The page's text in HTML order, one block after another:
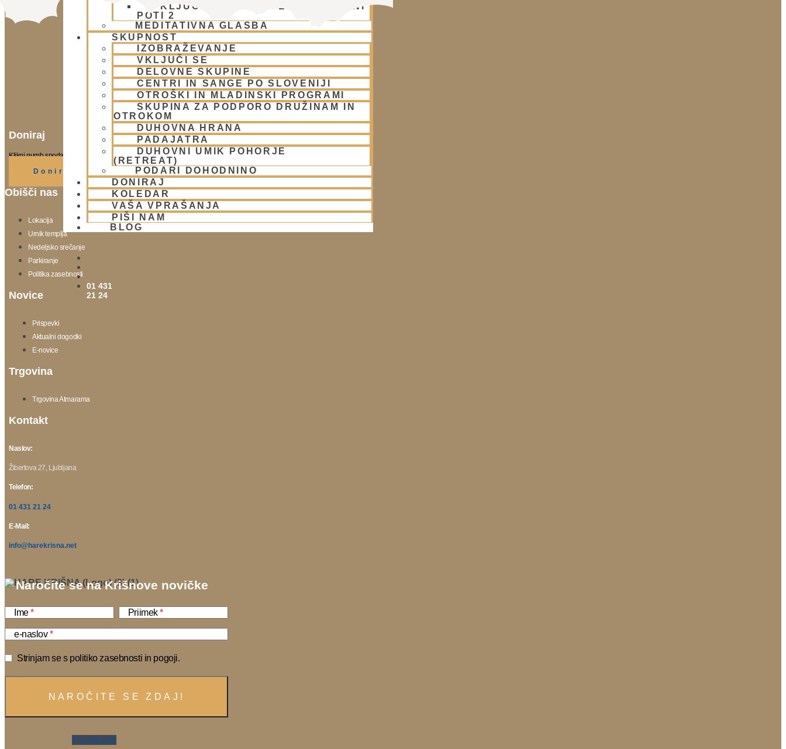
KLJUČNE VREDNOTE NA DUHOVNI
POTI 2
MEDITATIVNA GLASBA
SKUPNOST
IZOBRAŽEVANJE
VKLJUČI SE
DELOVNE SKUPINE
CENTRI IN SANGE PO SLOVENIJI
OTROŠKI IN MLADINSKI PROGRAMI
SKUPINA ZA PODPORO DRUŽINAM IN
OTROKOM
DUHOVNA HRANA
PADAJATRA
DUHOVNI UMIK POHORJE
(RETREAT)
PODARI DOHODNINO
DONIRAJ
KOLEDAR
VAŠA VPRAŠANJA
PIŠI NAM
BLOG
01 431
21 24
Doniraj
Klikni gumb spodaj.
Doniraj
Obišči nas
Lokacija
Urnik templja
Nedeljsko srečanje
Parkiranje
Politika zasebnosti
Novice
Prispevki
Aktualni dogodki
E-novice
Trgovina
Trgovina Atmarama
Kontakt
Naslov:
Žibertova 27, Ljubljana
Telefon:
01 431 21 24
E-Mail:
info@harekrisna.net
Naročite se na Krišnove novičke
Ime Priimek
e-naslov
Strinjam se s politiko zasebnosti in pogoji.
Facebook